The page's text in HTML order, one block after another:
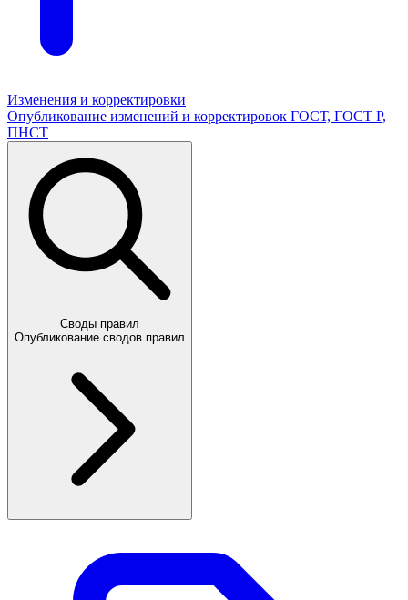
Изменения и корректировки
Опубликование изменений и корректировок ГОСТ, ГОСТ Р,
ПНСТ
Своды правил
Опубликование сводов правил